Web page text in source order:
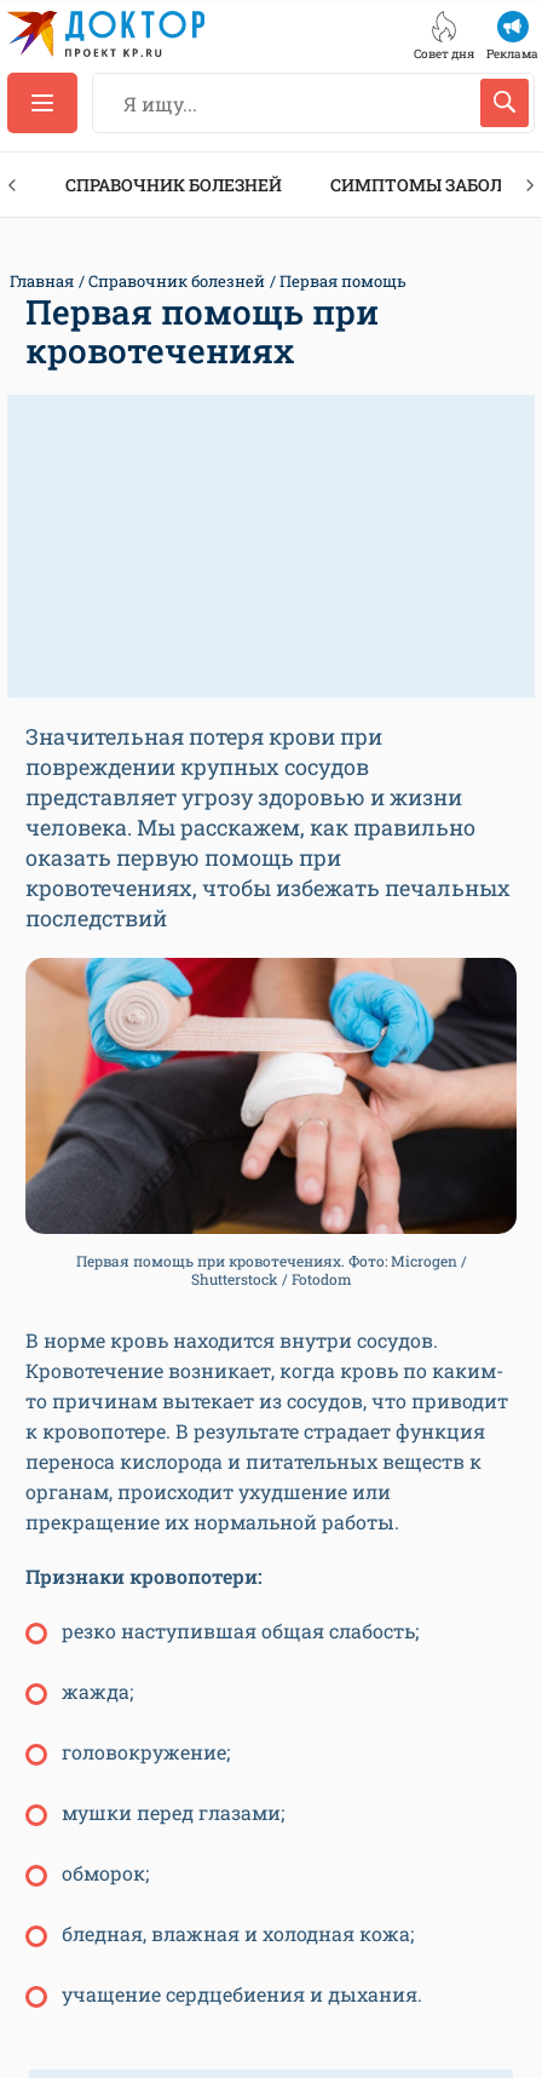
Совет дня Реклама
СПРАВОЧНИК БОЛЕЗНЕЙ СИМПТОМЫ
Главная Справочник болезней Первая помощь
Первая помощь при
кровотечениях
Значительная потеря крови при
повреждении крупных сосудов
представляет угрозу здоровью и жизни
человека. Мы расскажем, как правильно
оказать первую помощь при
кровотечениях, чтобы избежать печальных
последствий
Первая помощь при кровотечениях. Фото: Microgen /
Shutterstock / Fotodom
В норме кровь находится внутри сосудов.
Кровотечение возникает, когда кровь по каким-
то причинам вытекает из сосудов, что приводит
к кровопотере. В результате страдает функция
переноса кислорода и питательных веществ к
органам, происходит ухудшение или
прекращение их нормальной работы.
Признаки кровопотери:
резко наступившая общая слабость;
жажда;
головокружение;
мушки перед глазами;
обморок;
бледная, влажная и холодная кожа;
учащение сердцебиения и дыхания.